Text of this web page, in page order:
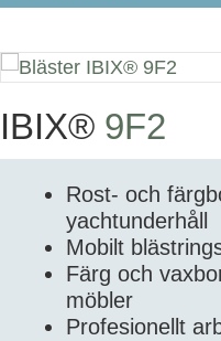
IBIX® 9F2
Rost- och
yachtunderhåll
Mobilt
Färg och
möbler
Profesionellt